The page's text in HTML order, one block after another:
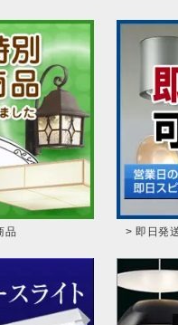
品 > 即日発